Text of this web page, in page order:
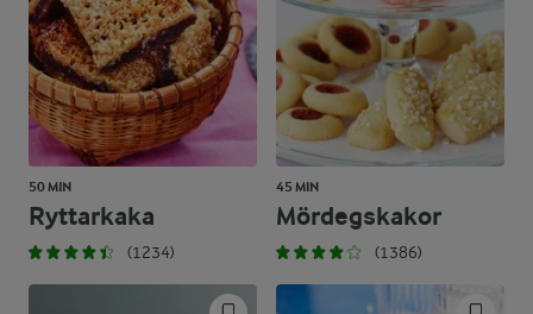
50 MIN
Ryttarkaka
(1234)
45 MIN
Mördegskakor
(1386)